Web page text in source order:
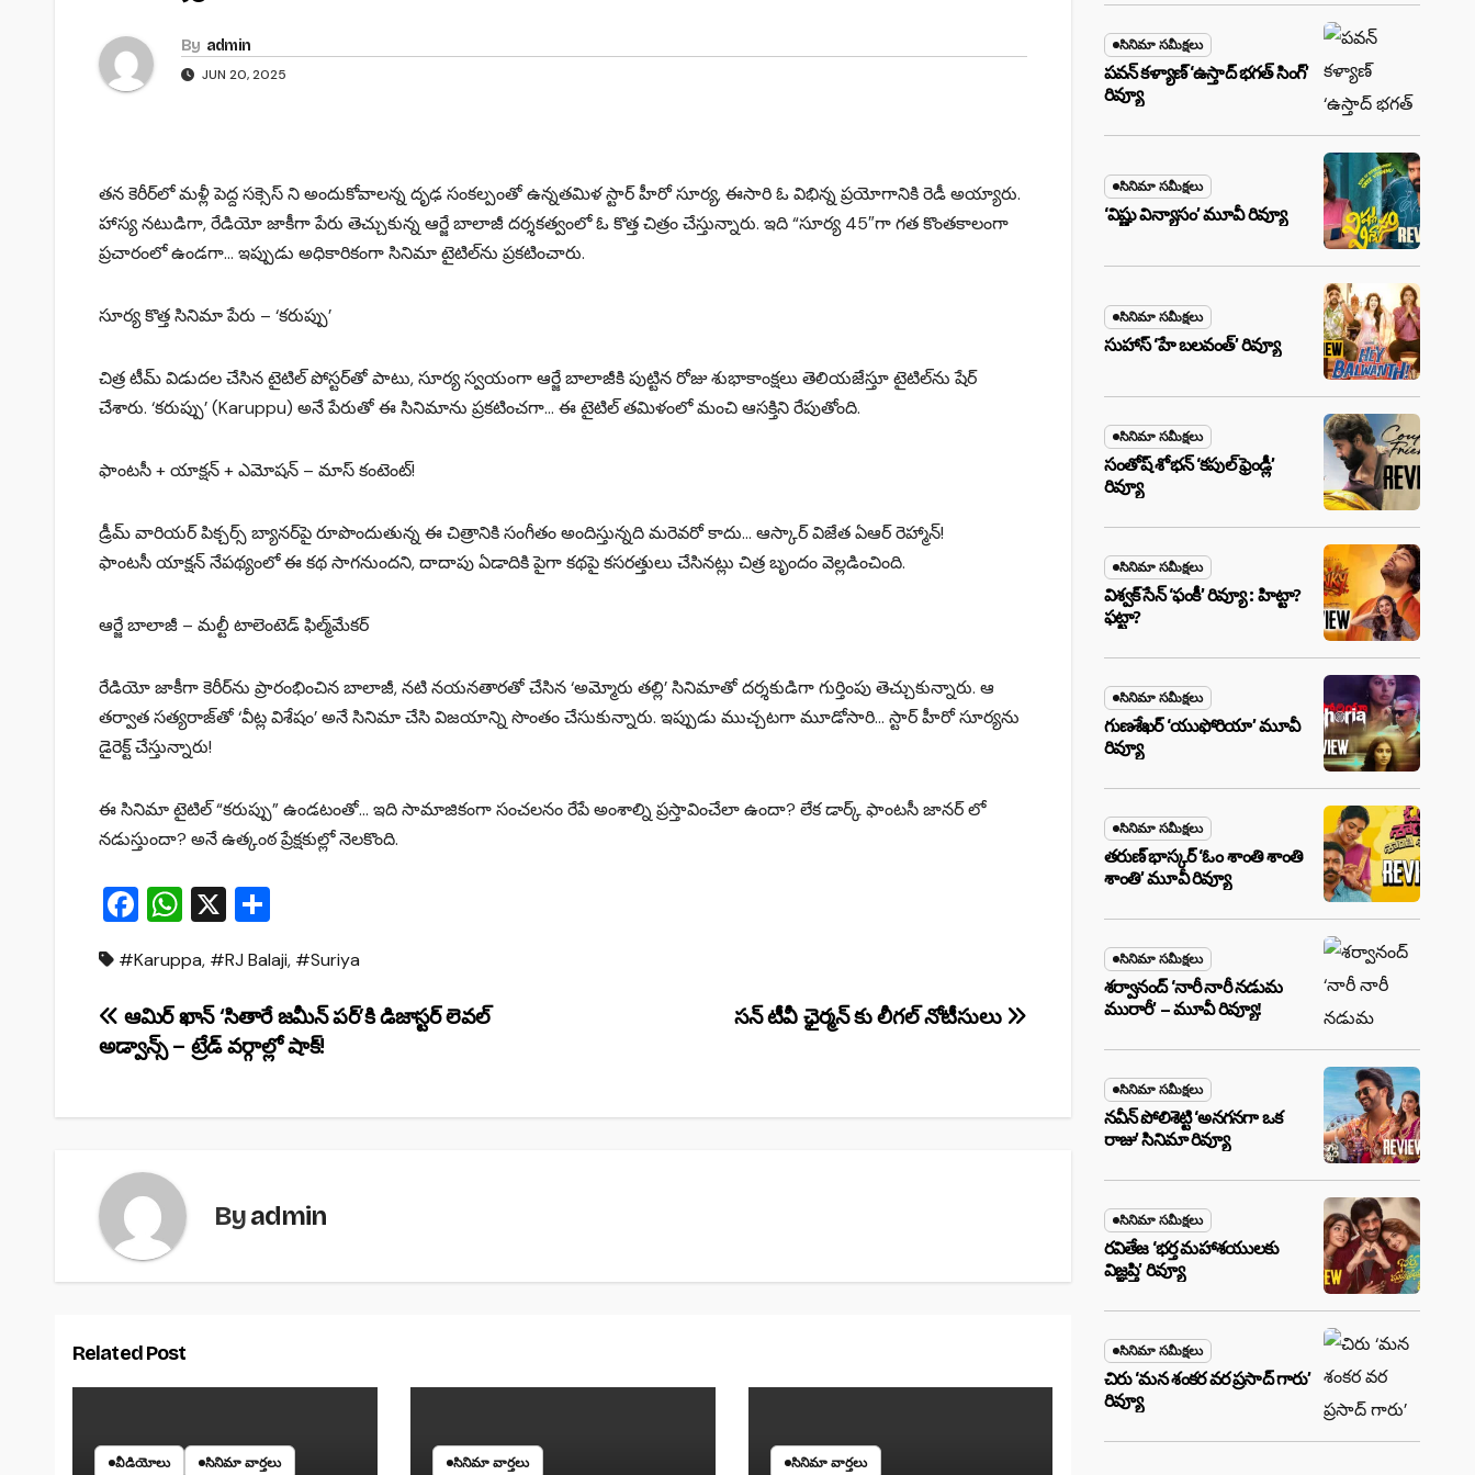
By admin
JUN 20, 2025
తన కెరీర్‌లో మళ్లీ పెద్ద సక్సెస్ ని అందుకోవాలన్న దృఢ సంకల్పంతో ఉన్నతమిళ స్టార్ హీరో సూర్య, ఈసారి ఓ విభిన్న ప్రయోగానికి రెడీ అయ్యారు.
హాస్య నటుడిగా, రేడియో జాకీగా పేరు తెచ్చుకున్న ఆర్జే బాలాజీ దర్శకత్వంలో ఓ కొత్త చిత్రం చేస్తున్నారు. ఇది “సూర్య 45″గా గత కొంతకాలంగా
ప్రచారంలో ఉండగా… ఇప్పుడు అధికారికంగా సినిమా టైటిల్‌ను ప్రకటించారు.
సూర్య కొత్త సినిమా పేరు – ‘కరుప్పు’
చిత్ర టీమ్ విడుదల చేసిన టైటిల్ పోస్టర్‌తో పాటు, సూర్య స్వయంగా ఆర్జే బాలాజీకి పుట్టిన రోజు శుభాకాంక్షలు తెలియజేస్తూ టైటిల్‌ను షేర్
చేశారు. ‘కరుప్పు’ (Karuppu) అనే పేరుతో ఈ సినిమాను ప్రకటించగా… ఈ టైటిల్ తమిళంలో మంచి ఆసక్తిని రేపుతోంది.
ఫాంటసీ + యాక్షన్‌ + ఎమోషన్ – మాస్ కంటెంట్!
డ్రీమ్ వారియర్ పిక్చర్స్ బ్యానర్‌పై రూపొందుతున్న ఈ చిత్రానికి సంగీతం అందిస్తున్నది మరెవరో కాదు… ఆస్కార్ విజేత ఏఆర్ రెహ్మాన్!
ఫాంటసీ యాక్షన్ నేపథ్యంలో ఈ కథ సాగనుందని, దాదాపు ఏడాదికి పైగా కథపై కసరత్తులు చేసినట్లు చిత్ర బృందం వెల్లడించింది.
ఆర్జే బాలాజీ – మల్టీ టాలెంటెడ్ ఫిల్మ్‌మేకర్
రేడియో జాకీగా కెరీర్‌ను ప్రారంభించిన బాలాజీ, నటి నయనతారతో చేసిన ‘అమ్మోరు తల్లి’ సినిమాతో దర్శకుడిగా గుర్తింపు తెచ్చుకున్నారు. ఆ
తర్వాత సత్యరాజ్‌తో ‘వీట్ల విశేషం’ అనే సినిమా చేసి విజయాన్ని సొంతం చేసుకున్నారు. ఇప్పుడు ముచ్చటగా మూడోసారి… స్టార్ హీరో సూర్యను
డైరెక్ట్ చేస్తున్నారు!
ఈ సినిమా టైటిల్‌ “కరుప్పు” ఉండటంతో… ఇది సామాజికంగా సంచలనం రేపే అంశాల్ని ప్రస్తావించేలా ఉందా? లేక డార్క్ ఫాంటసీ జానర్ లో
నడుస్తుందా? అనే ఉత్కంఠ ప్రేక్షకుల్లో నెలకొంది.
F
c
e
b
o
W
at
s
A
p
X
ar
e
#Karuppa, #RJ Balaji, #Suriya
Post
navigation
సన్ టీవీ ఛైర్మన్ కు లీగల్ నోటీసులు
ఆమిర్ ఖాన్‌ ‘సితారే జమీన్‌ పర్’కి డిజాస్టర్ లెవల్
అడ్వాన్స్‌ – ట్రేడ్ వర్గాల్లో షాక్!
Byadmin
Related Post
వీడియోలు సినిమా వార్తలు సినిమా వార్తలు సినిమా వార్తలు
సినిమా సమీక్షలు
పవన్ కళ్యాణ్ ‘ఉస్తాద్ భ‌గ‌త్ సింగ్’
రివ్యూ
సినిమా సమీక్షలు
‘విష్ణు విన్యాసం’ మూవీ రివ్యూ
సినిమా సమీక్షలు
సుహాస్ ‘హే బలవంత్’ రివ్యూ
సినిమా సమీక్షలు
సంతోష్ శోభన్ ‘కపుల్ ఫ్రెండ్లీ’
రివ్యూ
సినిమా సమీక్షలు
విశ్వక్ సేన్ ‘ఫంకీ’ రివ్యూ : హిట్టా?
ఫట్టా?
సినిమా సమీక్షలు
గుణశేఖర్ ‘యుఫోరియా’ మూవీ
రివ్యూ
సినిమా సమీక్షలు
తరుణ్ భాస్కర్ ‘ఓం శాంతి శాంతి
శాంతి’ మూవీ రివ్యూ
సినిమా సమీక్షలు
శర్వానంద్ ‘నారీ నారీ నడుమ
మురారీ’ – మూవీ రివ్యూ!
సినిమా సమీక్షలు
నవీన్ పోలిశెట్టి ‘అనగనగా ఒక
రాజు’ సినిమా రివ్యూ
సినిమా సమీక్షలు
రవితేజ ‘భర్త మహాశయులకు
విజ్ఞప్తి’ రివ్యూ
సినిమా సమీక్షలు
చిరు ‘మ‌న శంక‌ర వ‌ర ప్ర‌సాద్ గారు’
రివ్యూ